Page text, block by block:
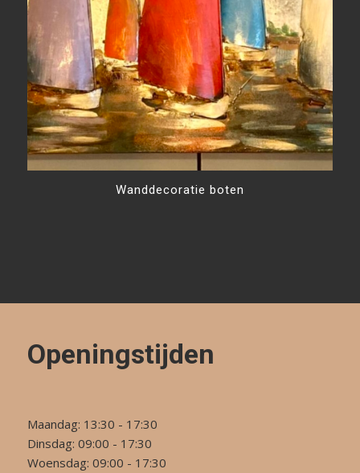
Wanddecoratie boten
Openingstijden
Maandag: 13:30 - 17:30
Dinsdag: 09:00 - 17:30
Woensdag: 09:00 - 17:30